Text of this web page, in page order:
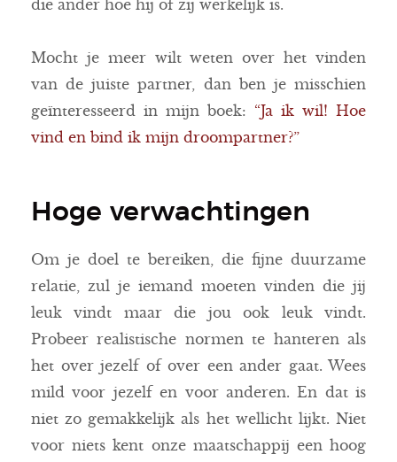
die ander hoe hij of zij werkelijk is.
Mocht je meer wilt weten over het vinden
van de juiste partner, dan ben je misschien
geïnteresseerd in mijn boek: “Ja ik wil! Hoe
vind en bind ik mijn droompartner?”
Hoge verwachtingen
Om je doel te bereiken, die fijne duurzame
relatie, zul je iemand moeten vinden die jij
leuk vindt maar die jou ook leuk vindt.
Probeer realistische normen te hanteren als
het over jezelf of over een ander gaat. Wees
mild voor jezelf en voor anderen. En dat is
niet zo gemakkelijk als het wellicht lijkt. Niet
voor niets kent onze maatschappij een hoog